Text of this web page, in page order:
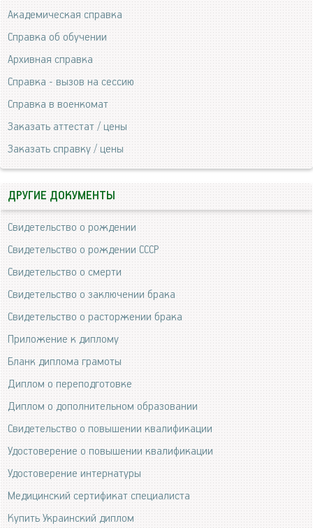
Академическая справка
Справка об обучении
Архивная справка
Справка - вызов на сессию
Справка в военкомат
Заказать аттестат / цены
Заказать справку / цены
ДРУГИЕ ДОКУМЕНТЫ
Свидетельство о рождении
Свидетельство о рождении СССР
Свидетельство о смерти
Свидетельство о заключении брака
Свидетельство о расторжении брака
Приложение к диплому
Бланк диплома грамоты
Диплом о переподготовке
Диплом о дополнительном образовании
Свидетельство о повышении квалификации
Удостоверение о повышении квалификации
Удостоверение интернатуры
Медицинский сертификат специалиста
Купить Украинский диплом